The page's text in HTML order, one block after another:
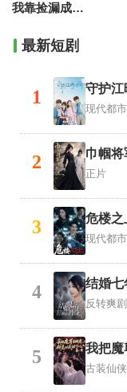
我靠捡漏成为他心尖宠
最新短剧
1 守护江
现代都市
2 巾帼将
正片
3 危楼之
现代都市
4 结婚七
反转爽剧
5 我把魔
古装仙侠